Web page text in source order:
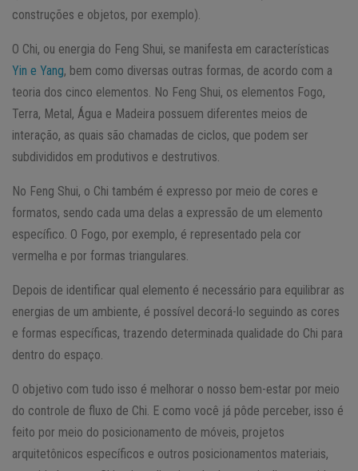
construções e objetos, por exemplo).
O Chi, ou energia do Feng Shui, se manifesta em características
Yin e Yang, bem como diversas outras formas, de acordo com a
teoria dos cinco elementos. No Feng Shui, os elementos Fogo,
Terra, Metal, Água e Madeira possuem diferentes meios de
interação, as quais são chamadas de ciclos, que podem ser
subdivididos em produtivos e destrutivos.
No Feng Shui, o Chi também é expresso por meio de cores e
formatos, sendo cada uma delas a expressão de um elemento
específico. O Fogo, por exemplo, é representado pela cor
vermelha e por formas triangulares.
Depois de identificar qual elemento é necessário para equilibrar as
energias de um ambiente, é possível decorá-lo seguindo as cores
e formas específicas, trazendo determinada qualidade do Chi para
dentro do espaço.
O objetivo com tudo isso é melhorar o nosso bem-estar por meio
do controle de fluxo de Chi. E como você já pôde perceber, isso é
feito por meio do posicionamento de móveis, projetos
arquitetônicos específicos e outros posicionamentos materiais,